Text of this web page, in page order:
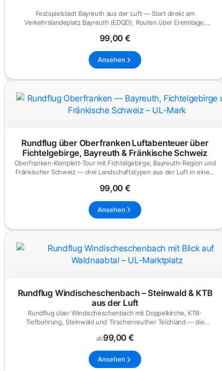
Festspielstadt Bayreuth aus der Luft — Start direkt am
Verkehrslandeplatz Bayreuth (EDQD), Routen über Eremitage,
99,00 €
Ansehen
Rundflug über Oberfranken Luftabenteuer über
Fichtelgebirge, Bayreuth & Fränkische Schweiz
Oberfranken-Komplett-Tour mit Fichtelgebirge, Bayreuth-Region und
Fränkischer Schweiz — drei Landschaftstypen aus der Luft in eine...
99,00 €
Ansehen
Rundflug Windischeschenbach – Steinwald & KTB
aus der Luft
Rundflug über Windischeschenbach mit Doppelkirche, KTB-
Tiefbohrung, Steinwald und Tirschenreuther Teichland — die
ab99,00 €
Ansehen